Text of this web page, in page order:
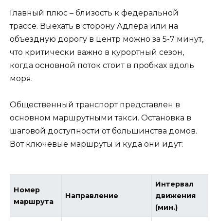
Главный плюс – близость к федеральной
трассе. Выехать в сторону Адлера или на
объездную дорогу в центр можно за 5-7 минут,
что критически важно в курортный сезон,
когда основной поток стоит в пробках вдоль
моря.
Общественный транспорт представлен в
основном маршрутными такси. Остановка в
шаговой доступности от большинства домов.
Вот ключевые маршруты и куда они идут:
Номер
маршрута
Направление
Интервал
движения
(мин.)